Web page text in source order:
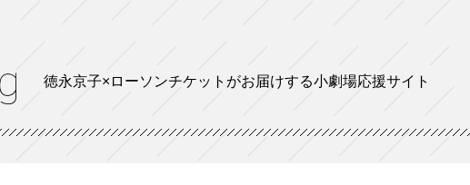
徳永京子×ローソンチケットがお届けする小劇場応援サイト